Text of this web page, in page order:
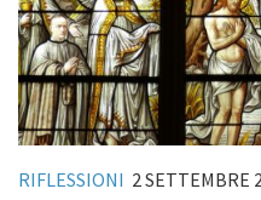
RIFLESSIONI 2 SETTEMBRE